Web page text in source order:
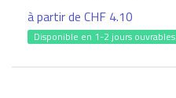
à partir de CHF 4.10
Disponible en 1-2 jours ouvrables